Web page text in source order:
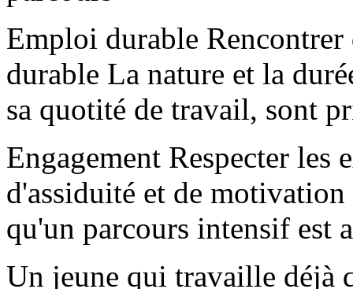
Emploi durable
durable La nature et la
sa quotité de travail, sont
Engagement Respecter les
d'assiduité et de
qu'un parcours intensif est
Un jeune qui travaille déjà